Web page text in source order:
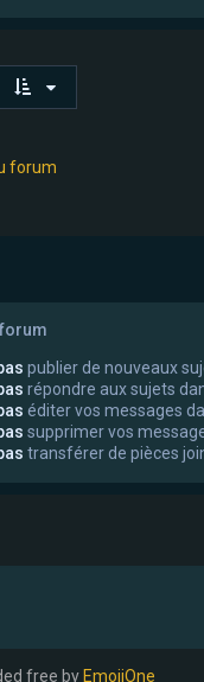
forum
publier de nouveaux
répondre aux sujets
éditer vos messages
supprimer vos
transférer de pièces
free by EmojiOne